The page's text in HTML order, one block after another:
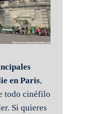
en Paris,
todo cinéfilo
Si quieres